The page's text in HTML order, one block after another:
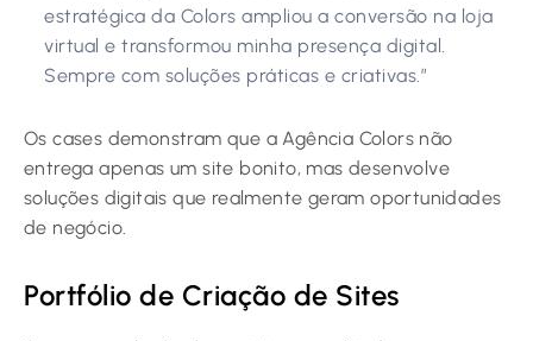
estratégica da Colors ampliou a conversão na loja
virtual e transformou minha presença digital.
Sempre com soluções práticas e criativas.”
Os cases demonstram que a Agência Colors não
entrega apenas um site bonito, mas desenvolve
soluções digitais que realmente geram oportunidades
de negócio.
Portfólio de Criação de Sites